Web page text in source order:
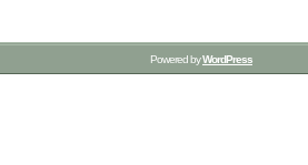
Powered byWordPress